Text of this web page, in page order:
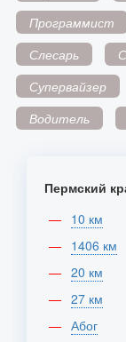
Программист
Слесарь
Супервайзер
Водитель
Пермский
10 км
1406 км
20 км
27 км
Абог